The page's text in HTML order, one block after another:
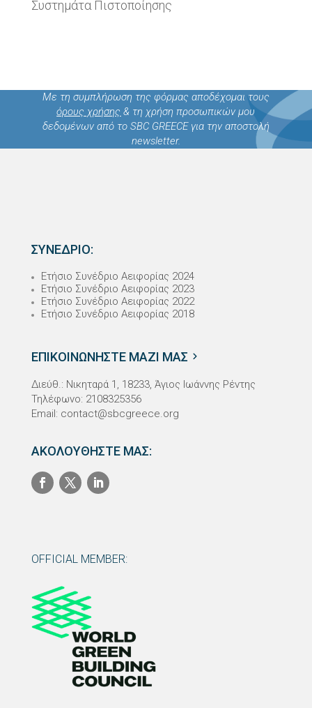
Συστημάτα Πιστοποίησης
Με τη συμπλήρωση της φόρμας αποδέχομαι τους
όρους χρήσης & τη χρήση προσωπικών μου
δεδομένων από το SBC GREECE για την αποστολή
newsletter.
ΣΥΝΕΔΡΙΟ:
Ετήσιο Συνέδριο Αειφορίας 2024
Ετήσιο Συνέδριο Αειφορίας 2023
Ετήσιο Συνέδριο Αειφορίας 2022
Ετήσιο Συνέδριο Αειφορίας 2018
ΕΠΙΚΟΙΝΩΝΗΣΤΕ ΜΑΖΙ ΜΑΣ
Διεύθ.: Νικηταρά 1, 18233, Άγιος Ιωάννης Ρέντης
Τηλέφωνο: 2108325356
Email: contact@sbcgreece.org
ΑΚΟΛΟΥΘΗΣΤΕ ΜΑΣ:
OFFICIAL MEMBER: